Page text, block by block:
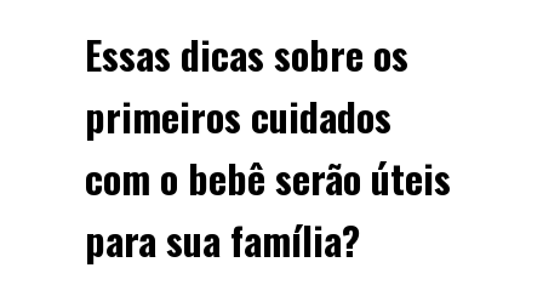
Essas dicas sobre os
primeiros cuidados
com o bebê serão úteis
para sua família?